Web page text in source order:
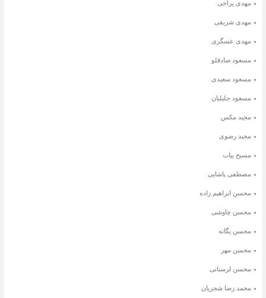
مهدی یراحی
مهدی شریفی
مهدی عسگری
مسعود صادقلو
مسعود سعیدی
مسعود جلیلیان
مجید مکس
مجید رضوی
مسیح بیات
مصطفی پاشایی
محسن ابراهیم زاده
محسن چاوشی
محسن یگانه
محسن مهر
محسن لرستانی
محمد رضا شجریان